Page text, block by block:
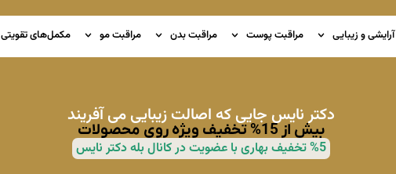
آرایشی و زیبایی مراقبت پوست مراقبت بدن مراقبت مو مکمل‌های تقویتی
دکتر نایس جایی که اصالت زیبایی می آفریند
بیش از 15% تخفیف ویژه روی محصولات
%5 تخفیف بهاری با عضویت در کانال بله دکتر نایس